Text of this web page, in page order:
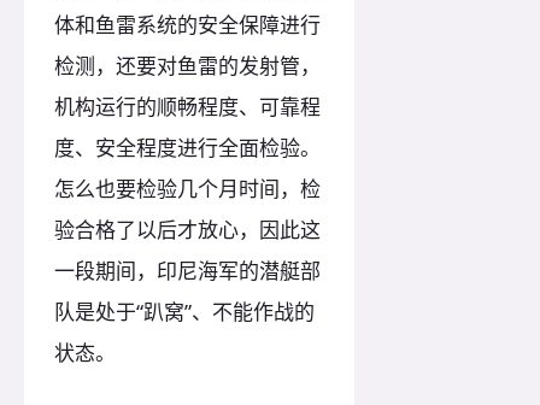
体和鱼雷系统的安全保障进行
检测，还要对鱼雷的发射管，
机构运行的顺畅程度、可靠程
度、安全程度进行全面检验。
怎么也要检验几个月时间，检
验合格了以后才放心，因此这
一段期间，印尼海军的潜艇部
队是处于“趴窝”、不能作战的
状态。